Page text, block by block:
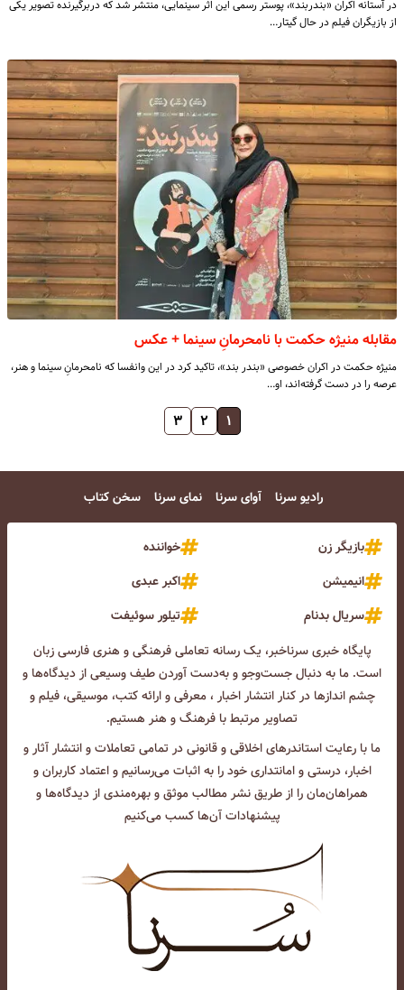
در آستانه اکران «بندربند»، پوستر رسمی این اثر سینمایی، منتشر شد که دربرگیرنده تصویر یکی
از بازیگران فیلم در حال گیتار…
مقابله منیژه حکمت با نامحرمانِ سینما + عکس
منیژه حکمت در اکران خصوصی «بندر بند»، تاکید کرد در این وانفسا که نامحرمانِ سینما و هنر،
عرصه را در دست گرفته‌اند، او…
۱ ۲ ۳
رادیو سرنا آوای سرنا نمای سرنا سخن کتاب
بازیگر زن
خواننده
انیمیشن
اکبر عبدی
سریال بدنام
تیلور سوئیفت
پایگاه خبری سرناخبر، یک رسانه تعاملی فرهنگی و هنری فارسی زبان
است. ما به دنبال جست‌و‌جو و به‌دست آوردن طیف وسیعی از دیدگاه‌ها و
چشم انداز‌ها در کنار انتشار اخبار ، معرفی و ارائه کتب، موسیقی، فیلم و
تصاویر مرتبط با فرهنگ و هنر هستیم.
ما با رعایت استاندرهای اخلاقی و قانونی در تمامی تعاملات و انتشار آثار و
اخبار، درستی و امانتداری خود را به اثبات می‌رسانیم و اعتماد کاربران و
همراهان‌مان را از طریق نشر مطالب موثق و بهره‌مندی از دیدگاه‌ها و
پیشنهادات آن‌ها کسب می‌کنیم